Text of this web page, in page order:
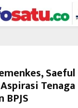
Saeful
BPJS